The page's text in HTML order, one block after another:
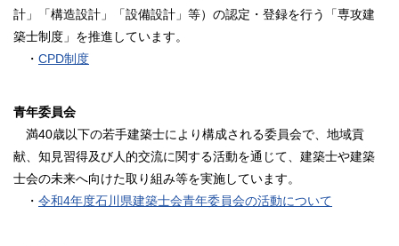
計」「構造設計」「設備設計」等）の認定・登録を行う「専攻建
築士制度」を推進しています。
・ CPD制度
青年委員会
満40歳以下の若手建築士により構成される委員会で、地域貢
献、知見習得及び人的交流に関する活動を通じて、建築士や建築
士会の未来へ向けた取り組み等を実施しています。
・ 令和4年度石川県建築士会青年委員会の活動について